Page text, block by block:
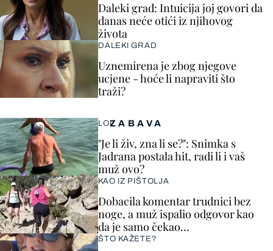
ZABAVA
LOL
"Je li živ, zna li se?": Snimka s
Jadrana postala hit, radi li i vaš
muž ovo?
KAO IZ PIŠTOLJA
Dobacila komentar trudnici bez
noge, a muž ispalio odgovor kao
da je samo čekao…
ŠTO KAŽETE?
Daleki grad: Intuicija joj govori da
danas neće otići iz njihovog
života
DALEKI GRAD
Uznemirena je zbog njegove
ucjene - hoće li napraviti što
traži?